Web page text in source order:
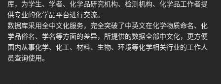
库，为学生、学者、化学品研究机构、检测机构、化学品工作者提
供专业的化学品平台进行交流。
数据库采用全中文化服务，完全突破了中英文在化学物质命名、化
学品俗名、学名等方面的差异，所提供的数据全部中文化，更方便
国内从事化学、化工、材料、生物、环境等化学相关行业的工作人
员查询使用。